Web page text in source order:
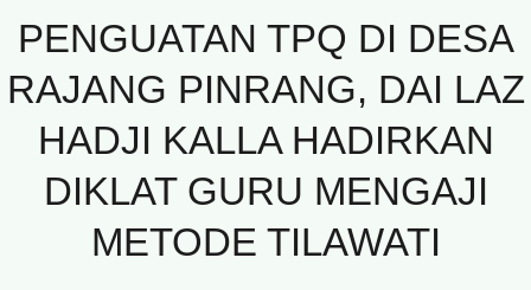
PENGUATAN TPQ DI DESA
RAJANG PINRANG, DAI LAZ
HADJI KALLA HADIRKAN
DIKLAT GURU MENGAJI
METODE TILAWATI